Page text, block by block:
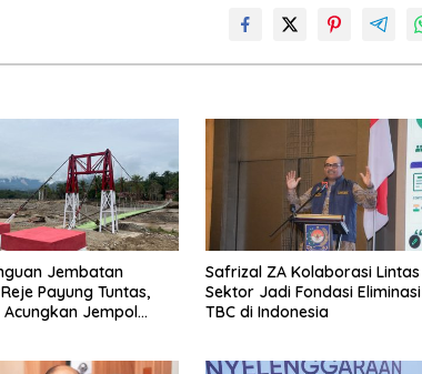
Jembatan
Payung Tuntas,
Jempol
Safrizal ZA Kolaborasi Lintas
Sektor Jadi Fondasi Eliminasi
TBC di Indonesia